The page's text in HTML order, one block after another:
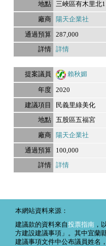
三峽區有木里北
陽天企業社
287,000
詳情
賴秋媚
2020
民義里綠美化
五股區五福宮
陽天企業社
100,000
詳情
本網站資料來源：
建議款的資料來自投票指南 ，
方建設建議事項」。其中宜蘭
建議事項文件中公布議員姓名